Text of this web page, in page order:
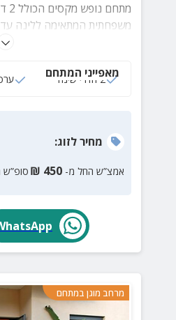
אינטימית. בכל אחת
מאפייני המתחם
2 חדרי שינה
מחירלזוג:
אמצ”ש החל מ- 450
₪
מרחב מוגן במתחם